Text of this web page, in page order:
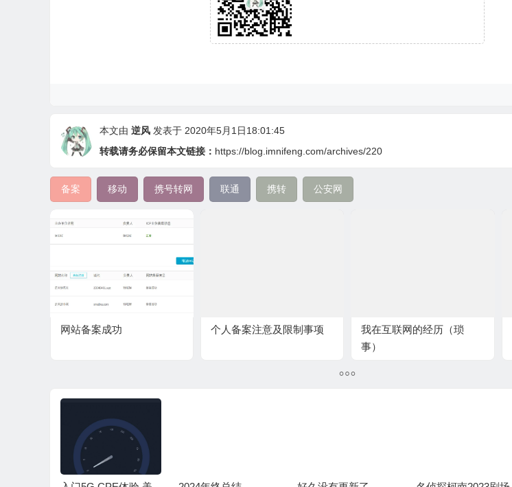
本文由 逆风 发表于 2020年5月1日18:01:45
转载请务必保留本文链接： https://blog.imnifeng.com/archives/220
备案 移动 携号转网 联通 携转 公安网
网站备案成功 个人备案注意及限制事项
我在互联网的经历（琐
事）